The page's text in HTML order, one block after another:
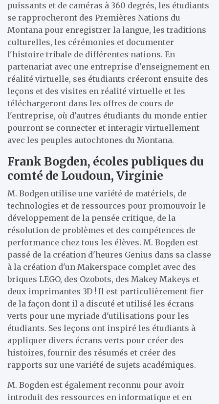
puissants et de caméras à 360 degrés, les étudiants
se rapprocheront des Premières Nations du
Montana pour enregistrer la langue, les traditions
culturelles, les cérémonies et documenter
l'histoire tribale de différentes nations. En
partenariat avec une entreprise d'enseignement en
réalité virtuelle, ses étudiants créeront ensuite des
leçons et des visites en réalité virtuelle et les
téléchargeront dans les offres de cours de
l'entreprise, où d'autres étudiants du monde entier
pourront se connecter et interagir virtuellement
avec les peuples autochtones du Montana.
Frank Bogden, écoles publiques du
comté de Loudoun, Virginie
M. Bodgen utilise une variété de matériels, de
technologies et de ressources pour promouvoir le
développement de la pensée critique, de la
résolution de problèmes et des compétences de
performance chez tous les élèves. M. Bogden est
passé de la création d'heures Genius dans sa classe
à la création d'un Makerspace complet avec des
briques LEGO, des Ozobots, des Makey Makeys et
deux imprimantes 3D ! Il est particulièrement fier
de la façon dont il a discuté et utilisé les écrans
verts pour une myriade d'utilisations pour les
étudiants. Ses leçons ont inspiré les étudiants à
appliquer divers écrans verts pour créer des
histoires, fournir des résumés et créer des
rapports sur une variété de sujets académiques.
M. Bogden est également reconnu pour avoir
introduit des ressources en informatique et en